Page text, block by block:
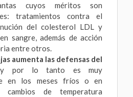
cuyos méritos son
tratamientos contra el
del colesterol LDL y
sangre, además de acción
entre otros.
aumenta las defensas del
por lo tanto es muy
en los meses fríos o en
cambios de temperatura